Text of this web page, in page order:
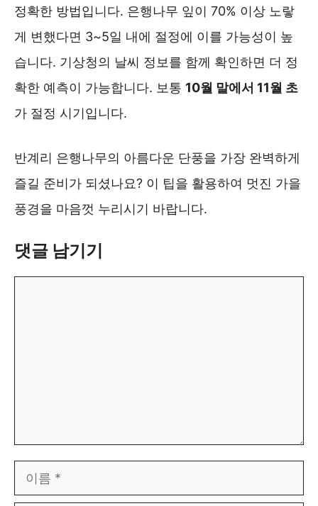
정확한 방법입니다. 은행나무 잎이 70% 이상 노랗
게 변했다면 3~5일 내에 절정에 이를 가능성이 높
습니다. 기상청의 날씨 정보를 함께 확인하면 더 정
확한 예측이 가능합니다. 보통 10월 말에서 11월 초
가 절정 시기입니다.
반계리 은행나무의 아름다운 단풍을 가장 완벽하게
즐길 준비가 되셨나요? 이 팁을 활용하여 멋진 가을
풍경을 마음껏 누리시기 바랍니다.
댓글 남기기
름